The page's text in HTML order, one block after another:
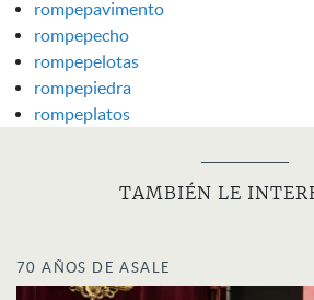
rompepavimento
rompepecho
rompepelotas
rompepiedra
rompeplatos
TAMBIÉN LE
70 AÑOS DE ASALE